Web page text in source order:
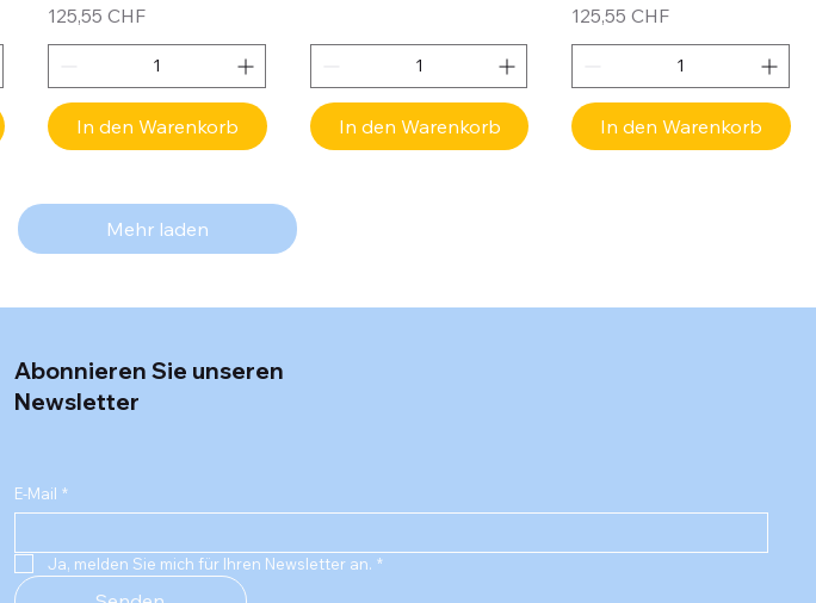
Preis
125,55 CHF
In den Warenkorb In den Warenkorb
Preis
125,55 CHF
In den Warenkorb
Mehr laden
Abonnieren Sie unseren
Newsletter
E-Mail *
Ja, melden Sie mich für Ihren Newsletter an. *